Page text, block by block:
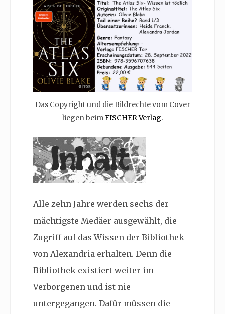
Das Copyright und die Bildrechte vom Cover
liegen beimFISCHER Verlag.
Alle zehn Jahre werden sechs der
mächtigste Medäer ausgewählt, die
Zugriff auf das Wissen der Bibliothek
von Alexandria erhalten. Denn die
Bibliothek existiert weiter im
Verborgenen und ist nie
untergegangen. Dafür müssen die